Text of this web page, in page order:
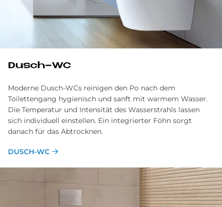
Dusch-WC
Moderne Dusch-WCs reinigen den Po nach dem
Toilettengang hygienisch und sanft mit warmem Wasser.
Die Temperatur und Intensität des Wasserstrahls lassen
sich individuell einstellen. Ein integrierter Föhn sorgt
danach für das Abtrocknen.
DUSCH-WC